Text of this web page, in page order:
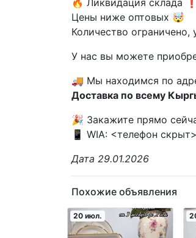
Цены ниже оптовых 🤯
Количество ограничено,
У нас вы можете
🚚 Мы находимся по
Доставка по всему
🎉 Закажите прямо
📱 WIA: <телефон
Дата 29.01.2026
Похожие объявления
20 июл.